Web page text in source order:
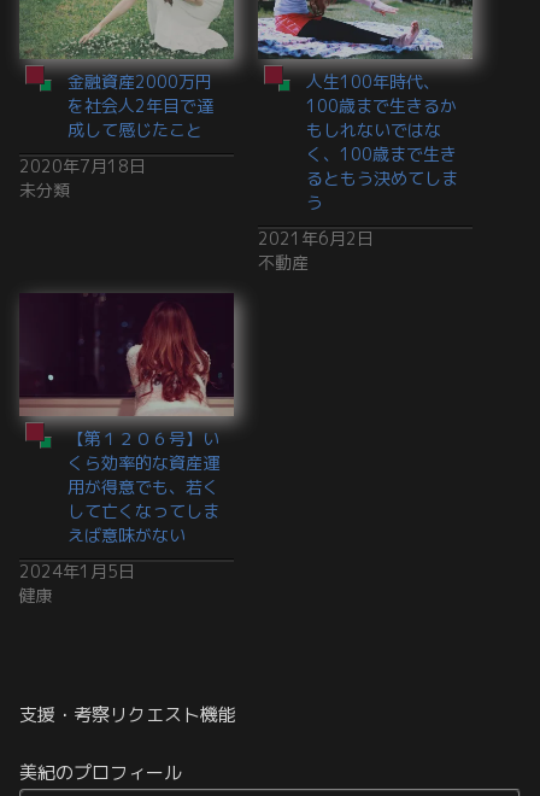
金融資産2000万円
を社会人2年目で達
成して感じたこと
2020年7月18日
未分類
人生100年時代、
100歳まで生きるか
もしれないではな
く、100歳まで生き
るともう決めてしま
う
2021年6月2日
不動産
【第１２０６号】い
くら効率的な資産運
用が得意でも、若く
して亡くなってしま
えば意味がない
2024年1月5日
健康
支援・考察リクエスト機能
美紀のプロフィール